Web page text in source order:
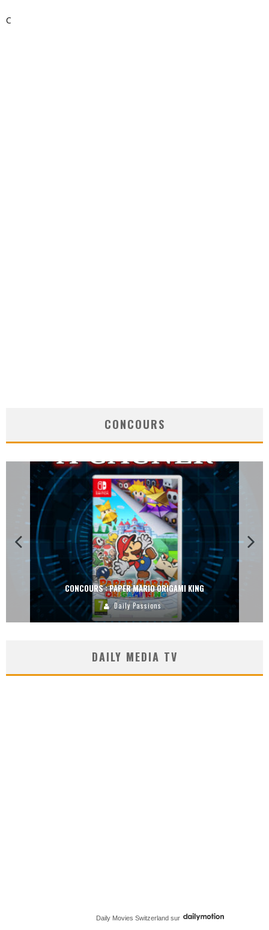
C
CONCOURS
CONCOURS : PAPER MARIO ORIGAMI KING
Daily Passions
DAILY MEDIA TV
Daily Movies Switzerland sur